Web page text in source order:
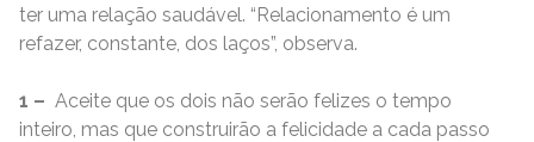
ter uma relação saudável. “Relacionamento é um
refazer, constante, dos laços”, observa.
1 – Aceite que os dois não serão felizes o tempo
inteiro, mas que construirão a felicidade a cada passo